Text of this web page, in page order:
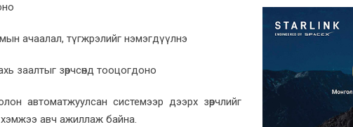
ачаалал, түгжрэлийг нэмэгдүүлнэ
заалтыг зөрчсөнд тооцогдоно
автоматжуулсан системээр дээрх зөрчлийг
авч ажиллаж байна.